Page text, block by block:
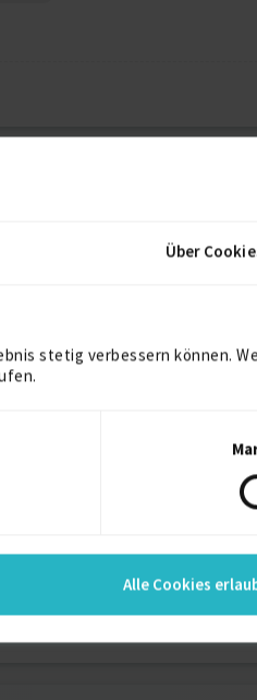
Über
stetig verbessern können.
Alle Cookies